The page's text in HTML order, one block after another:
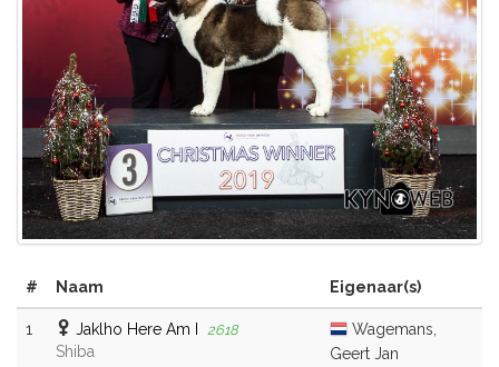
# Naam Eigenaar(s)
1 Jaklho Here Am I 2618
Shiba
Wagemans,
Geert Jan